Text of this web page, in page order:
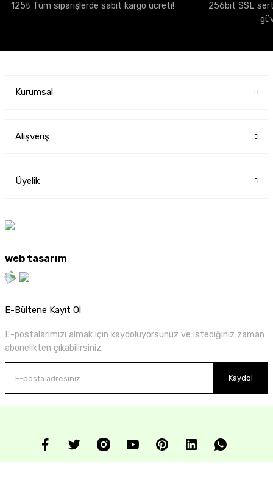
125₺ Tüm siparişlerde sabit kargo ücreti!
256bit SSL
Kurumsal
Alışveriş
Üyelik
web tasarım
E-Bültene Kayıt Ol
E-postalarımızı almak için kaydoluyorsunuz ve istediğiniz zaman
abonelikten çıkabilirsiniz.
Kaydol